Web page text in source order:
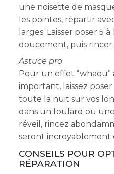
une noisette de
les pointes, répartir
larges. Laisser poser 5
doucement, puis
Astuce pro
Pour un effet
important, laissez
toute la nuit sur vos
dans un foulard ou
réveil, rincez
seront incroyablement
CONSEILS POUR
RÉPARATION